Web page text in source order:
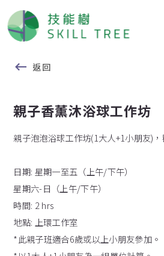
返回
親子香薰沐浴球工作坊
親子泡泡浴球工作坊(1大人+1小朋友)，
日期: 星期一至五（上午/下午）
星期六-日（上午/下午）
時間: 2 hrs
地點: 上環工作室
*此親子班適合6歲或以上小朋友參加。